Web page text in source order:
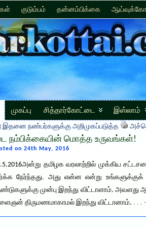
குடும்பம் தன்னம்பிக்கை
முகப்பு சித்தார்கோட்டை இஸ்லாம்
இதனை நண்பர்களுக்கு அறிமுகப்படுத்த
நம்பிக்கையின் மொத்த உருவங்கள்!
on 24th May, 2016
தமிழக வரலாற்றில் முக்கிய
நேர்ந்தது. அது என்ன என்று
முன்பு இறந்து விட்டாளாம்.
திருமணமாகாமல் இறந்து விட்டானாம். . . .